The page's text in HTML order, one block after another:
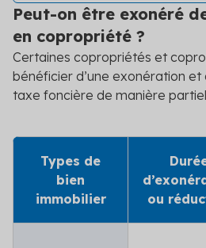
Peut-on être exonéré
en copropriété ?
Certaines copropriétés et
bénéficier d’une exonération et
taxe foncière de manière
Types de
bien
immobilier
ou